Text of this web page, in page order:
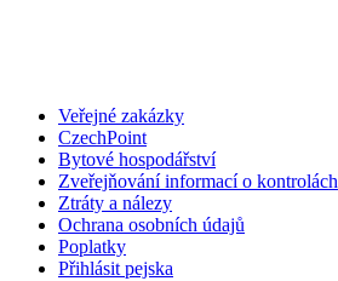
Veřejné zakázky
CzechPoint
Bytové hospodářství
Zveřejňování informací o kontrolách
Ztráty a nálezy
Ochrana osobních údajů
Poplatky
Přihlásit pejska